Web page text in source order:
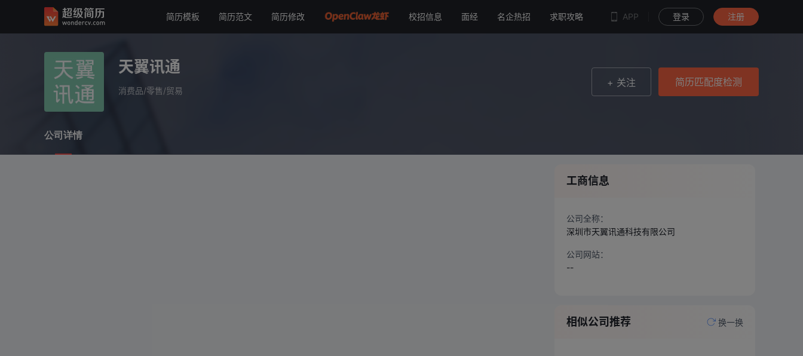
简历模板 简历范文 简历修改 校招信息 面经 名企热招 求职攻略 APP 登录 注册
天翼讯通
公司详情 天翼讯通
消费品/零售/贸易
+ 关注 简历匹配度检测
公司详情
工商信息
公司全称：
深圳市天翼讯通科技有限公司
公司网站：
--
相似公司推荐 换一换